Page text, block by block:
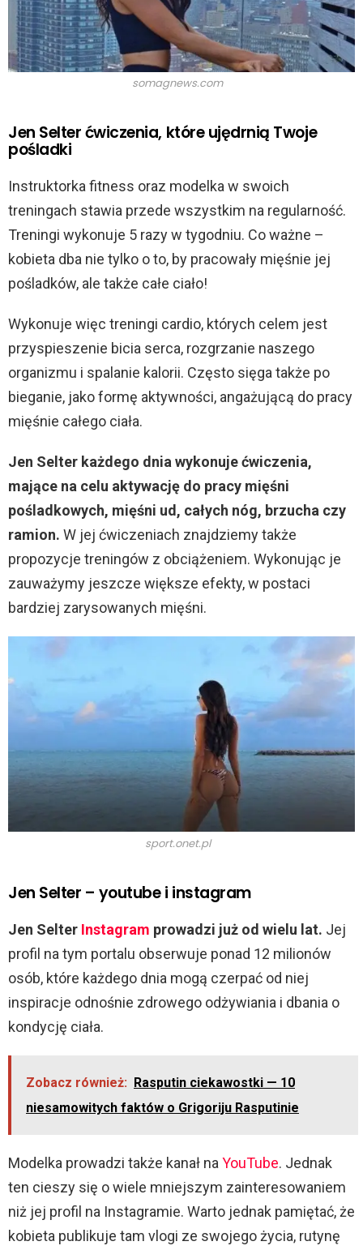
i
d
somagnews.com
Jen Selter ćwiczenia, które ujędrnią Twoje
pośladki
Instruktorka fitness oraz modelka w swoich
treningach stawia przede wszystkim na regularność.
Treningi wykonuje 5 razy w tygodniu. Co ważne –
kobieta dba nie tylko o to, by pracowały mięśnie jej
pośladków, ale także całe ciało!
Wykonuje więc treningi cardio, których celem jest
przyspieszenie bicia serca, rozgrzanie naszego
organizmu i spalanie kalorii. Często sięga także po
bieganie, jako formę aktywności, angażującą do pracy
mięśnie całego ciała.
Jen Selter każdego dnia wykonuje ćwiczenia,
mające na celu aktywację do pracy mięśni
pośladkowych, mięśni ud, całych nóg, brzucha czy
ramion. W jej ćwiczeniach znajdziemy także
propozycje treningów z obciążeniem. Wykonując je
zauważymy jeszcze większe efekty, w postaci
bardziej zarysowanych mięśni.
sport.onet.pl
Jen Selter – youtube i instagram
Jen Selter Instagram prowadzi już od wielu lat. Jej
profil na tym portalu obserwuje ponad 12 milionów
osób, które każdego dnia mogą czerpać od niej
inspiracje odnośnie zdrowego odżywiania i dbania o
kondycję ciała.
Zobacz również: Rasputin ciekawostki — 10
niesamowitych faktów o Grigoriju Rasputinie
Modelka prowadzi także kanał na YouTube. Jednak
ten cieszy się o wiele mniejszym zainteresowaniem
niż jej profil na Instagramie. Warto jednak pamiętać, że
kobieta publikuje tam vlogi ze swojego życia, rutynę